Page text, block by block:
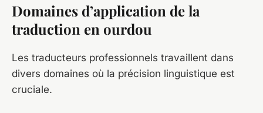
Domaines d’application de la
traduction en ourdou
Les traducteurs professionnels travaillent dans
divers domaines où la précision linguistique est
cruciale.